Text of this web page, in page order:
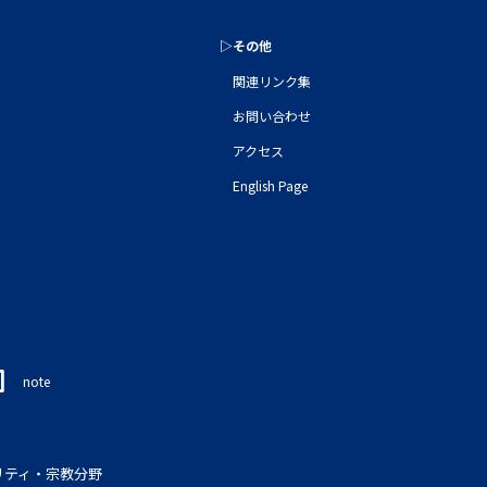
▷その他
関連リンク集
お問い合わせ
アクセス
English Page
note
ィ・宗教分野